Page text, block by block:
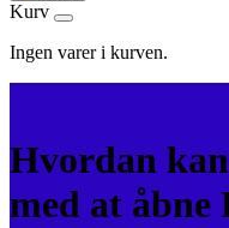
Kurv
Ingen varer i kurven.
Hvordan
med at åbne